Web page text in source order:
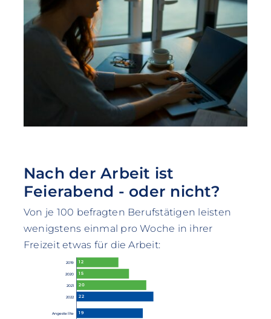
Nach der Arbeit ist
Feierabend - oder nicht?
Von je 100 befragten Berufstätigen leisten
wenigstens einmal pro Woche in ihrer
Freizeit etwas für die Arbeit:
2019 12
2020 15
2021 20
2022 22
Angestellte 19